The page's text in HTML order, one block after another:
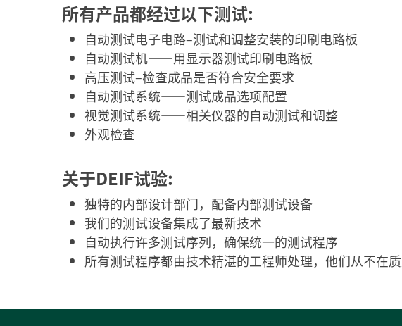
所有产品都经过以下测试:
自动测试电子电路–测试和调整安装的印刷电路板
自动测试机——用显示器测试印刷电路板
高压测试–检查成品是否符合安全要求
自动测试系统——测试成品选项配置
视觉测试系统——相关仪器的自动测试和调整
外观检查
关于DEIF试验:
独特的内部设计部门，配备内部测试设备
我们的测试设备集成了最新技术
自动执行许多测试序列，确保统一的测试程序
所有测试程序都由技术精湛的工程师处理，他们从不在